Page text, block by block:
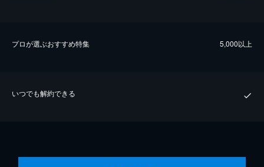
プロが選ぶおすすめ特集 5,000以上
いつでも解約できる